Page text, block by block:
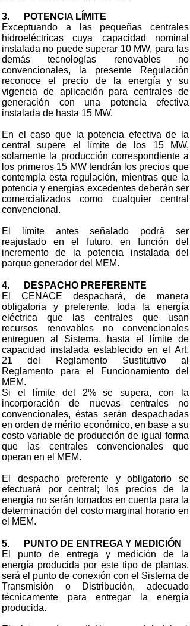
3. POTENCIA LÍMITE
Exceptuando a las pequeñas centrales
hidroeléctricas cuya capacidad nominal
instalada no puede superar 10 MW, para las
demás tecnologías renovables no
convencionales, la presente Regulación
reconoce el precio de la energía y su
vigencia de aplicación para centrales de
generación con una potencia efectiva
instalada de hasta 15 MW.
En el caso que la potencia efectiva de la
central supere el límite de los 15 MW,
solamente la producción correspondiente a
los primeros 15 MW tendrán los precios que
contempla esta regulación, mientras que la
potencia y energías excedentes deberán ser
comercializados como cualquier central
convencional.
El límite antes señalado podrá ser
reajustado en el futuro, en función del
incremento de la potencia instalada del
parque generador del MEM.
4. DESPACHO PREFERENTE
El CENACE despachará, de manera
obligatoria y preferente, toda la energía
eléctrica que las centrales que usan
recursos renovables no convencionales
entreguen al Sistema, hasta el límite de
capacidad instalada establecido en el Art.
21 del Reglamento Sustitutivo al
Reglamento para el Funcionamiento del
MEM.
Si el límite del 2% se supera, con la
incorporación de nuevas centrales no
convencionales, éstas serán despachadas
en orden de mérito económico, en base a su
costo variable de producción de igual forma
que las centrales convencionales que
operan en el MEM.
El despacho preferente y obligatorio se
efectuará por central; los precios de la
energía no serán tomados en cuenta para la
determinación del costo marginal horario en
el MEM.
5. PUNTO DE ENTREGA Y MEDICIÓN
El punto de entrega y medición de la
energía producida por este tipo de plantas,
será el punto de conexión con el Sistema de
Transmisión o Distribución, adecuado
técnicamente para entregar la energía
producida.